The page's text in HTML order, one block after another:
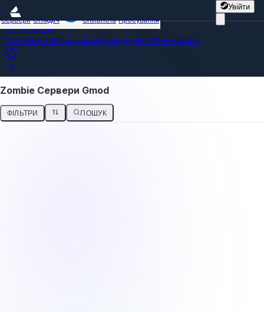
Увійти
Сервери Оглядач Спільнота Просування
Всі сервери
Світовий топПопулярніТренди Нові Моніторинг
Zombie Сервери Gmod
ФІЛЬТРИ ПОШУК